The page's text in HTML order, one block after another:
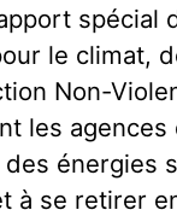
spécial
le climat,
Non-
les agences
des énergies
à se retirer